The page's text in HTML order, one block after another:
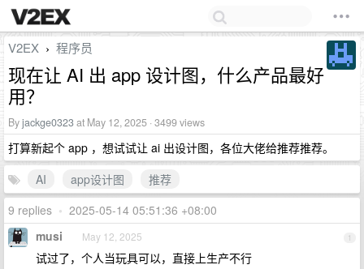
V2EX › 程序员
现在让 AI 出 app 设计图，什么产品最好
用？
Byjackge0323at May 12, 2025 · 3499 views
打算新起个 app ，想试试让 ai 出设计图，各位大佬给推荐推荐。
AI
app设计图
推荐
9 replies • 2025-05-14 05:51:36 +08:00
1
musi May 12, 2025
试过了，个人当玩具可以，直接上生产不行